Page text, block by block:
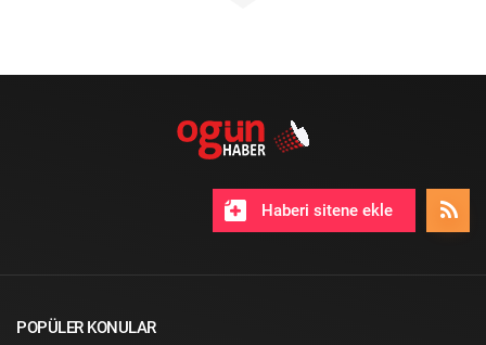
Haberi sitene ekle
POPÜLER KONULAR